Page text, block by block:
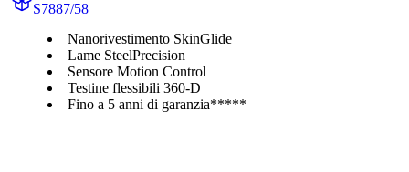
S7887/58
Nanorivestimento SkinGlide
Lame SteelPrecision
Sensore Motion Control
Testine flessibili 360-D
Fino a 5 anni di garanzia*****